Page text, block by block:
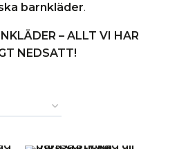
barnkläder.
– ALLT VI HAR
NEDSATT!